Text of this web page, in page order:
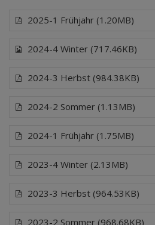
2025-1 Frühjahr (1.20MB)
2024-4 Winter (717.46KB)
2024-3 Herbst (984.38KB)
2024-2 Sommer (1.13MB)
2024-1 Frühjahr (1.75MB)
2023-4 Winter (2.13MB)
2023-3 Herbst (964.53KB)
2023-2 Sommer (968.68KB)